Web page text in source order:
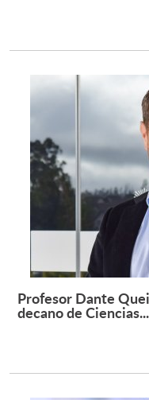
Profesor Dante
decano de Ciencias...